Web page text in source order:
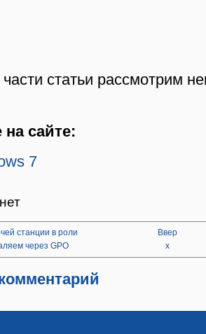
статьи рассмотрим
на сайте:
7
станции в роли
через GPO
Ввер
х